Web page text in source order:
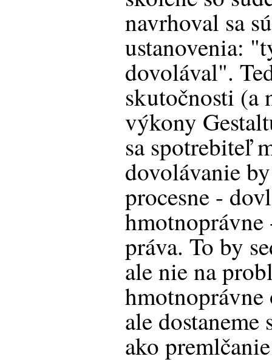
navrhoval sa
ustanovenia:
dovolával".
skutočnosti (a
výkony
sa spotrebiteľ
dovolávanie
procesne -
práva. To by
ale nie na
ale dostaneme
ako